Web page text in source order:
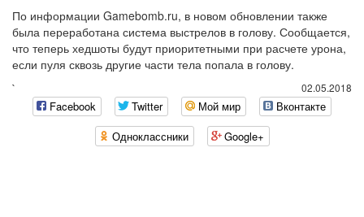
По информации Gamebomb.ru, в новом обновлении также
была переработана система выстрелов в голову. Сообщается,
что теперь хедшоты будут приоритетными при расчете урона,
если пуля сквозь другие части тела попала в голову.
02.05.2018
`
Facebook Twitter Мой мир
Вконтакте
Одноклассники
Google+